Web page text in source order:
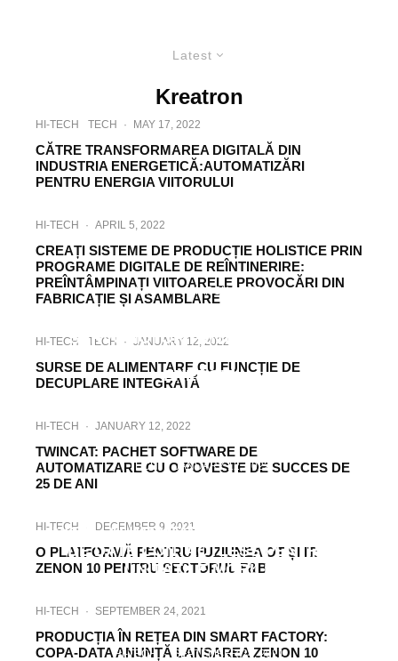
Latest
Kreatron
HI-TECH TECH · MAY 17, 2022
CĂTRE TRANSFORMAREA DIGITALĂ DIN
INDUSTRIA ENERGETICĂ:AUTOMATIZĂRI
PENTRU ENERGIA VIITORULUI
HI-TECH · APRIL 5, 2022
CREAȚI SISTEME DE PRODUCȚIE HOLISTICE PRIN
PROGRAME DIGITALE DE REÎNTINERIRE:
PREÎNTÂMPINAȚI VIITOARELE PROVOCĂRI DIN
FABRICAȚIE ȘI ASAMBLARE
HI-TECH · MARCH 7, 2022
SERVOMOTOR PENTRU CILINDRI
ENERGIE
HI-TECH TECH · JANUARY 12, 2022
SURSE DE ALIMENTARE CU FUNCȚIE DE
DECUPLARE INTEGRATĂ
HI-TECH · JANUARY 12, 2022
TWINCAT: PACHET SOFTWARE DE
AUTOMATIZARE CU O POVESTE DE SUCCES DE
25 DE ANI
TECH · JANUARY 12, 2022
(NCT) – ALIMENTARE ȘI TRANSMITERE
DE DATE CONTACTLESS PENTRU
UNITĂȚILE MOBILE
HI-TECH DECEMBER 9, 2021
O PLATFORMĂ PENTRU FUZIUNEA OT ȘI IT:
ZENON 10 PENTRU SECTORUL F&B
HI-TECH · SEPTEMBER 24, 2021
PRODUCȚIA ÎN REȚEA DIN SMART FACTORY:
COPA-DATA ANUNȚĂ LANSAREA ZENON 10
HI-TECH · SEPTEMBER 24, 2021